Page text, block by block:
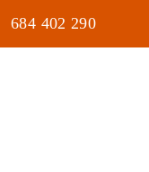
684 402 290